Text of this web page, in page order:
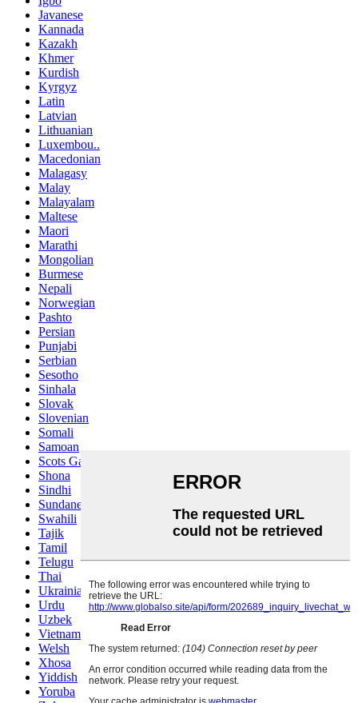
Javanese
Kannada
Kazakh
Khmer
Kurdish
Kyrgyz
Latin
Latvian
Lithuanian
Luxembou..
Macedonian
Malagasy
Malay
Malayalam
Maltese
Maori
Marathi
Mongolian
Burmese
Nepali
Norwegian
Pashto
Persian
Punjabi
Serbian
Sesotho
Sinhala
Slovak
Slovenian
Somali
Samoan
Scots Gaelic
Shona
Sindhi
Sundanese
Swahili
Tajik
Tamil
Telugu
Thai
Ukrainian
Urdu
Uzbek
Vietnamese
Welsh
Xhosa
Yiddish
Yoruba